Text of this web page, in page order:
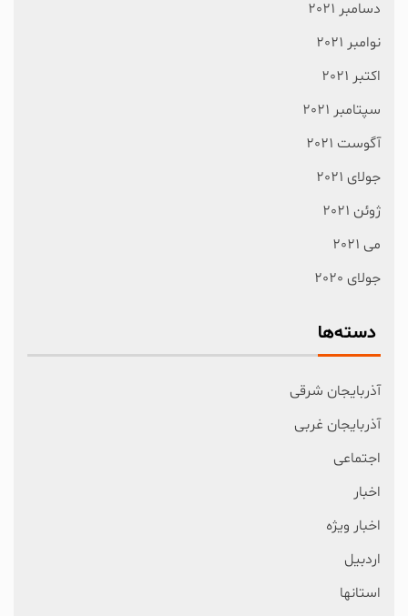
دسامبر 2021
نوامبر 2021
اکتبر 2021
سپتامبر 2021
آگوست 2021
جولای 2021
ژوئن 2021
می 2021
جولای 2020
دسته‌ها
آذربایجان شرقی
آذربایجان غربی
اجتماعی
اخبار
اخبار ویژه
اردبیل
استانها